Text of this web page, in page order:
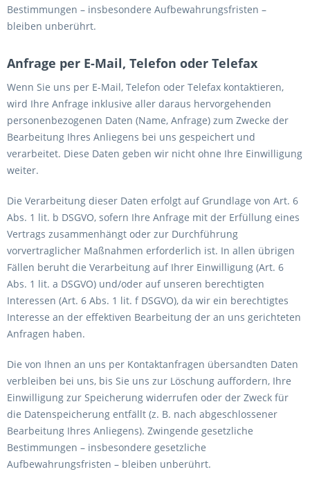
Bestimmungen – insbesondere Aufbewahrungsfristen –
bleiben unberührt.
Anfrage per E-Mail, Telefon oder Telefax
Wenn Sie uns per E-Mail, Telefon oder Telefax kontaktieren,
wird Ihre Anfrage inklusive aller daraus hervorgehenden
personenbezogenen Daten (Name, Anfrage) zum Zwecke der
Bearbeitung Ihres Anliegens bei uns gespeichert und
verarbeitet. Diese Daten geben wir nicht ohne Ihre Einwilligung
weiter.
Die Verarbeitung dieser Daten erfolgt auf Grundlage von Art. 6
Abs. 1 lit. b DSGVO, sofern Ihre Anfrage mit der Erfüllung eines
Vertrags zusammenhängt oder zur Durchführung
vorvertraglicher Maßnahmen erforderlich ist. In allen übrigen
Fällen beruht die Verarbeitung auf Ihrer Einwilligung (Art. 6
Abs. 1 lit. a DSGVO) und/oder auf unseren berechtigten
Interessen (Art. 6 Abs. 1 lit. f DSGVO), da wir ein berechtigtes
Interesse an der effektiven Bearbeitung der an uns gerichteten
Anfragen haben.
Die von Ihnen an uns per Kontaktanfragen übersandten Daten
verbleiben bei uns, bis Sie uns zur Löschung auffordern, Ihre
Einwilligung zur Speicherung widerrufen oder der Zweck für
die Datenspeicherung entfällt (z. B. nach abgeschlossener
Bearbeitung Ihres Anliegens). Zwingende gesetzliche
Bestimmungen – insbesondere gesetzliche
Aufbewahrungsfristen – bleiben unberührt.